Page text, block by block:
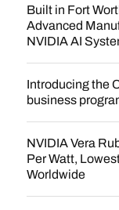
Built in Fort
Advanced
NVIDIA AI
Introducing the
business
NVIDIA Vera
Per Watt,
Worldwide